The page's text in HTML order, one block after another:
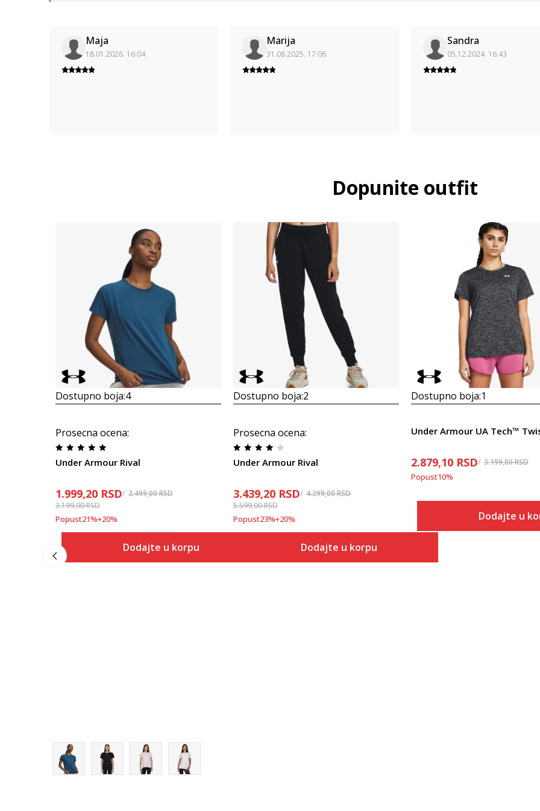
Maja
18.01.2026. 16:04
Marija
31.08.2025. 17:06
Sandra
05.12.2024. 16:43
Dopunite outfit
Dostupno boja:4
Prosecna ocena:
Under Armour Rival
1.999,20 RSD 2.499,00RSD
3.199,00RSD
Popust21%+20%
Dodajte u korpu
Dostupno boja:2
Prosecna ocena:
Under Armour Rival
3.439,20 RSD 4.299,00RSD
5.599,00RSD
Popust23%+20%
Dodajte u korpu
Dostupno boja:1
Under Armour UA Tech™
2.879,10 RSD 3.199,00RSD
Popust10%
Dodajte u